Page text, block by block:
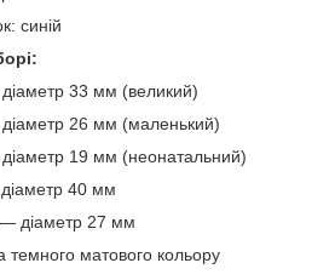
синій
33 мм (великий)
діаметр 26 мм (маленький)
19 мм (неонатальний)
40 мм
діаметр 27 мм
темного матового кольору